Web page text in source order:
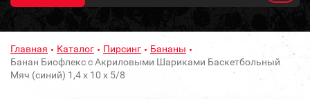
Главная Каталог Пирсинг
Бананы
Банан Биофлекс с Акриловыми Шариками Баскетбольный
Мяч (синий) 1,4 х 10 х 5/8